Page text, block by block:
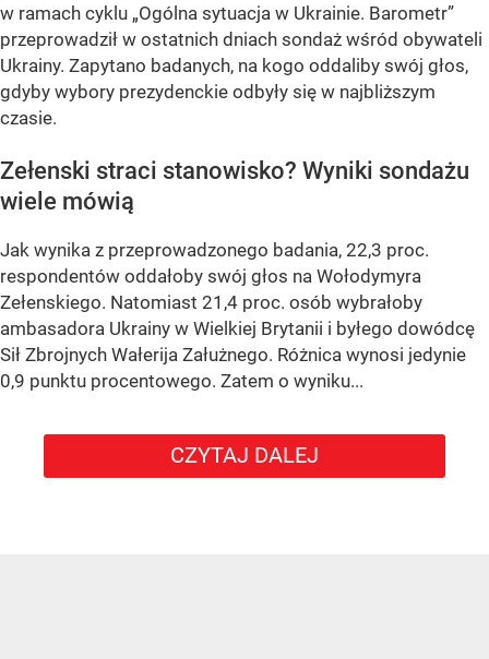
w ramach cyklu „Ogólna sytuacja w Ukrainie. Barometr”
przeprowadził w ostatnich dniach sondaż wśród obywateli
Ukrainy. Zapytano badanych, na kogo oddaliby swój głos,
gdyby wybory prezydenckie odbyły się w najbliższym
czasie.
Zełenski straci stanowisko? Wyniki sondażu
wiele mówią
Jak wynika z przeprowadzonego badania, 22,3 proc.
respondentów oddałoby swój głos na Wołodymyra
Zełenskiego. Natomiast 21,4 proc. osób wybrałoby
ambasadora Ukrainy w Wielkiej Brytanii i byłego dowódcę
Sił Zbrojnych Wałerija Załużnego. Różnica wynosi jedynie
0,9 punktu procentowego. Zatem o wyniku...
CZYTAJ DALEJ